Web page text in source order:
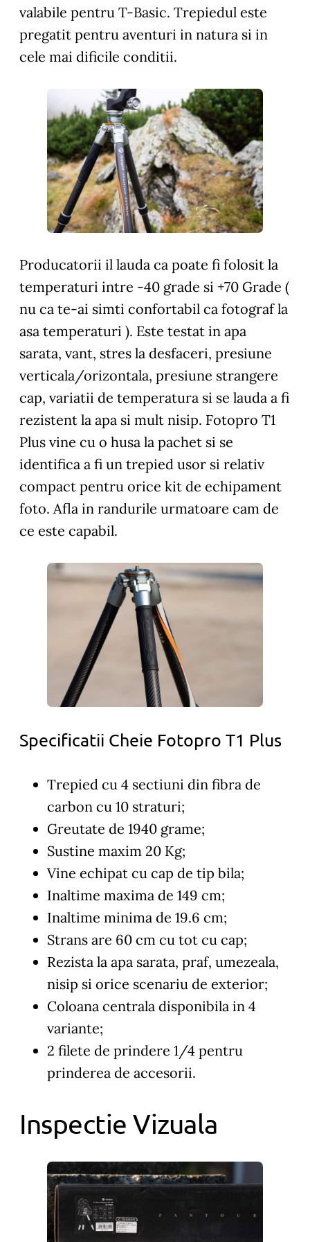
valabile pentru T-Basic. Trepiedul este
pregatit pentru aventuri in natura si in
cele mai dificile conditii.
Producatorii il lauda ca poate fi folosit la
temperaturi intre -40 grade si +70 Grade (
nu ca te-ai simti confortabil ca fotograf la
asa temperaturi ). Este testat in apa
sarata, vant, stres la desfaceri, presiune
verticala/orizontala, presiune strangere
cap, variatii de temperatura si se lauda a fi
rezistent la apa si mult nisip. Fotopro T1
Plus vine cu o husa la pachet si se
identifica a fi un trepied usor si relativ
compact pentru orice kit de echipament
foto. Afla in randurile urmatoare cam de
ce este capabil.
Specificatii Cheie Fotopro T1 Plus
Trepied cu 4 sectiuni din fibra de
carbon cu 10 straturi;
Greutate de 1940 grame;
Sustine maxim 20 Kg;
Vine echipat cu cap de tip bila;
Inaltime maxima de 149 cm;
Inaltime minima de 19.6 cm;
Strans are 60 cm cu tot cu cap;
Rezista la apa sarata, praf, umezeala,
nisip si orice scenariu de exterior;
Coloana centrala disponibila in 4
variante;
2 filete de prindere 1/4 pentru
prinderea de accesorii.
Inspectie Vizuala